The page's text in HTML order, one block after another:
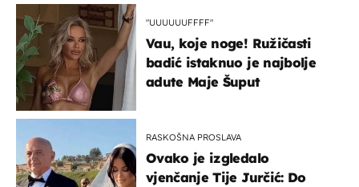
"UUUUUUFFFF"
Vau, koje noge! Ružičasti
badić istaknuo je najbolje
adute Maje Šuput
RASKOŠNA PROSLAVA
Ovako je izgledalo
vjenčanje Tije Jurčić: Do